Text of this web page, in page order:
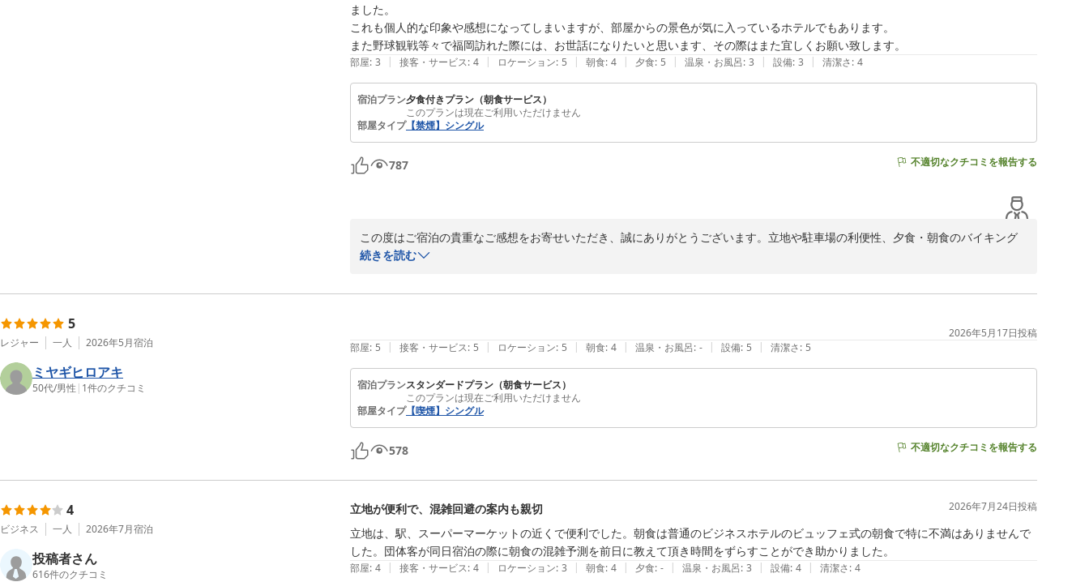
ました。
これも個人的な印象や感想になってしまいますが、部屋からの景色が気に入っているホテルでもあります。
また野球観戦等々で福岡訪れた際には、お世話になりたいと思います、その際はまた宜しくお願い致します。
部屋: 3 | 接客・サービス: 4 | ロケーション: 5 | 朝食: 4 | 夕食: 5 | 温泉・お風呂: 3 | 設備: 3 | 清潔さ: 4
宿泊プラン夕食付きプラン（朝食サービス）
このプランは現在ご利用いただけません
部屋タイプ【禁煙】シングル
787 不適切なクチコミを報告する
この度はご宿泊の貴重なご感想をお寄せいただき、誠にありがとうございます。立地や駐車場の利便性、夕食・朝食のバイキング
をお気に召していただけたとのお言葉、並びにスタッフの対応にお褒めの言葉をいただき、スタッフ一同大変嬉しく拝読しまし
すいことを認識しており、今後はフロントやレストランと連携して混雑情報の共有・案内方法の改善を検討して参ります。次回ご
来訪の際には、ご希望の朝食時間帯を事前にお知らせいただければ、配慮できる範囲で対応させていただきます。
また、部屋の壁紙の剥がれかけの箇所についてご指摘くださり、ありがとうございました。すぐに清掃・メンテナンス部門へ共有
し、早期の改善に努めます。快適さを損なわないよう、今後も点検を強化して参ります。
フロント・レストランのスタッフの対応にご満足いただけたとのこと、大変励みになります。次回福岡へお越しの際も、ぜひお立
ち寄りください。再度のご利用を心よりお待ちしております。
2026-05-12
続きを読む
5
レジャー 一人 2026年5月宿泊
ミヤギヒロアキ
50代/男性 | 1件のクチコミ
2026年5月17日投稿
部屋: 5 | 接客・サービス: 5 | ロケーション: 5 | 朝食: 4 | 温泉・お風呂: - | 設備: 5 | 清潔さ: 5
宿泊プランスタンダードプラン（朝食サービス）
このプランは現在ご利用いただけません
部屋タイプ【喫煙】シングル
578 不適切なクチコミを報告する
4
ビジネス 一人 2026年7月宿泊
投稿者さん
616件のクチコミ
立地が便利で、混雑回避の案内も親切 2026年7月24日投稿
立地は、駅、スーパーマーケットの近くで便利でした。朝食は普通のビジネスホテルのビュッフェ式の朝食で特に不満はありませんで
した。団体客が同日宿泊の際に朝食の混雑予測を前日に教えて頂き時間をずらすことができ助かりました。
部屋: 4 | 接客・サービス: 4 | ロケーション: 3 | 朝食: 4 | 夕食: - | 温泉・お風呂: 3 | 設備: 4 | 清潔さ: 4